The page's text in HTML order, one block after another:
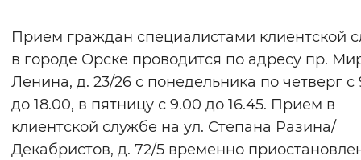
Нормальный Увеличенный
Цвет сайта
Монохромный Инверсивный
Прием граждан специалистами клиентской
в городе Орске проводится по адресу пр.
Ленина, д. 23/26 с понедельника по четверг с
до 18.00, в пятницу с 9.00 до 16.45. Прием в
клиентской службе на ул. Степана Разина/
Декабристов, д. 72/5 временно